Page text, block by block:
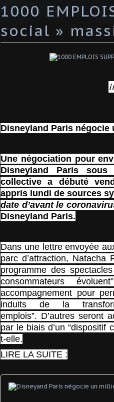
1000
social »
Disneyland Paris
Une négociation pour
Disneyland Paris sous
collective a débuté
appris lundi de sources
date d’avant le
Disneyland Paris.
Dans une lettre envoyée
parc d’attraction,
programme des
consommateurs
accompagnement pour
induits de la
emplois”. D’autres seront
par le biais d’un “dispositif
t-elle.
LIRE LA SUITE :